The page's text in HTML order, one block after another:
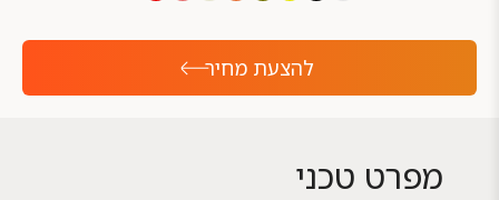
להצעת מחיר
מפרט טכני